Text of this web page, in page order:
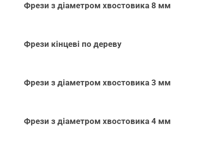
Фрези з діаметром хвостовика 8 мм
Фрези кінцеві по дереву
Фрези з діаметром хвостовика 3 мм
Фрези з діаметром хвостовика 4 мм